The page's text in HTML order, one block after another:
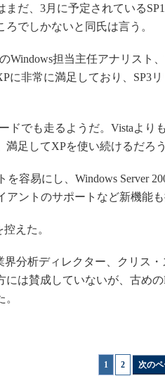
まだ、3月に予定されている
でしかないと同氏は言う。
Windows担当主任アナリスト
に非常に満足しており、SP3
ドでも走るようだ。Vistaより
足してXPを使い続けるだろ
容易にし、Windows Server
アントのサポートなど新機能
えた。
分析ディレクター、クリス・
には賛成していないが、古め
1 2 次の